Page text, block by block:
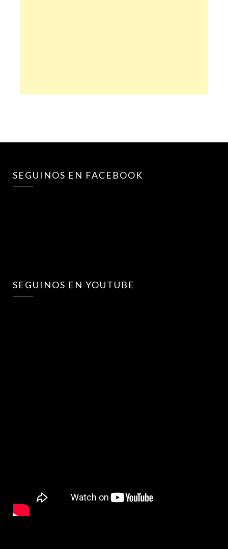
SEGUINOS EN FACEBOOK
SEGUINOS EN YOUTUBE